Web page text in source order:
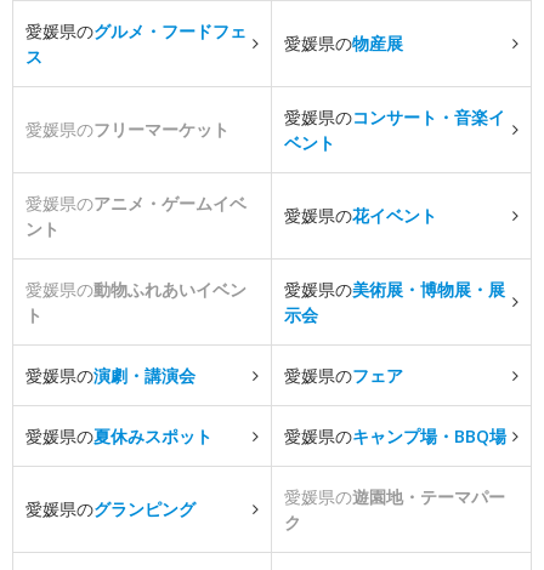
愛媛県のグルメ・フードフェ
ス
愛媛県の物産展
愛媛県のフリーマーケット
愛媛県のコンサート・音楽イ
ベント
愛媛県のアニメ・ゲームイベ
ント
愛媛県の花イベント
愛媛県の動物ふれあいイベン
ト
愛媛県の美術展・博物展・展
示会
愛媛県の演劇・講演会 愛媛県のフェア
愛媛県の夏休みスポット 愛媛県のキャンプ場・BBQ場
愛媛県のグランピング
愛媛県の遊園地・テーマパー
ク